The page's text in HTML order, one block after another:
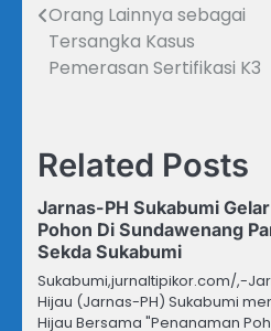
pos
Orang Lainnya sebagai
Tersangka Kasus
Pemerasan Sertifikasi K3
Related Posts
Jarnas-PH Sukabumi
Pohon Di Sundawenang
Sekda Sukabumi
Sukabumi,jurnaltipikor.com/,-
Hijau (Jarnas-PH) Sukabumi
Hijau Bersama "Penanaman